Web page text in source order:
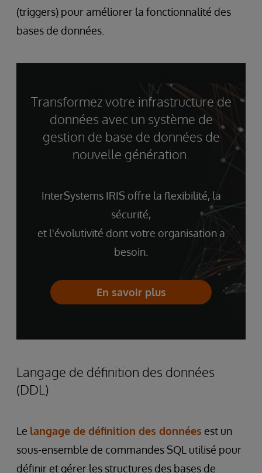
(triggers) pour améliorer la fonctionnalité des
bases de données.
Transformez votre infrastructure de
données avec un système de
gestion de base de données de
nouvelle génération.
InterSystems IRIS offre la flexibilité, la
sécurité,
et l'évolutivité dont votre organisation a
besoin.
En savoir plus
Langage de définition des données
(DDL)
Le langage de définition des données est un
sous-ensemble de commandes SQL utilisé pour
définir et gérer les structures des bases de